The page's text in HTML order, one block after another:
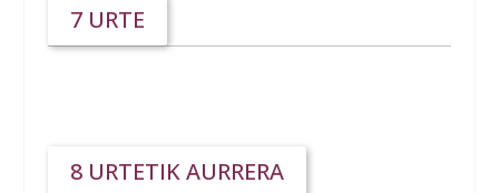
7 URTE
8 URTETIK AURRERA